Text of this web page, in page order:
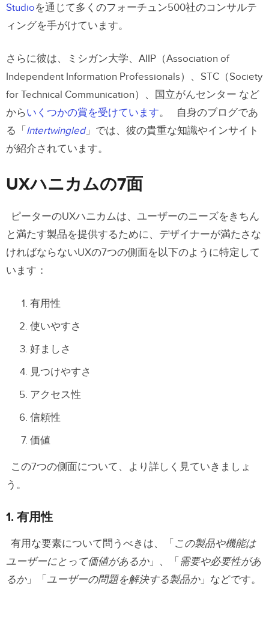
Studioを通じて多くのフォーチュン500社のコンサルテ
ィングを手がけています。
さらに彼は、ミシガン大学、AIIP（Association of
Independent Information Professionals）、STC（Society
for Technical Communication）、国立がんセンター など
からいくつかの賞を受けています。
自身のブログであ
る「 Intertwingled」では、彼の貴重な知識やインサイト
が紹介されています。
UXハニカムの7面
ピーターのUXハニカムは、ユーザーのニーズをきちん
と満たす製品を提供するために、デザイナーが満たさな
ければならないUXの7つの側面を以下のように特定して
います：
有用性
使いやすさ
好ましさ
見つけやすさ
アクセス性
信頼性
価値
この7つの側面について、より詳しく見ていきましょ
う。
1. 有用性
有用な要素について問うべきは、「 この製品や機能は
ユーザーにとって価値があるか」、「 需要や必要性があ
るか」「 ユーザーの問題を解決する製品か」などです。